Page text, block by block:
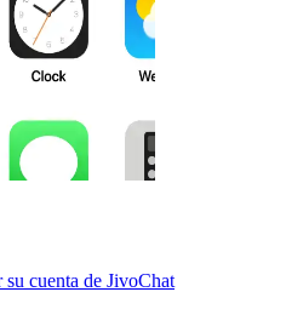
cuenta de JivoChat